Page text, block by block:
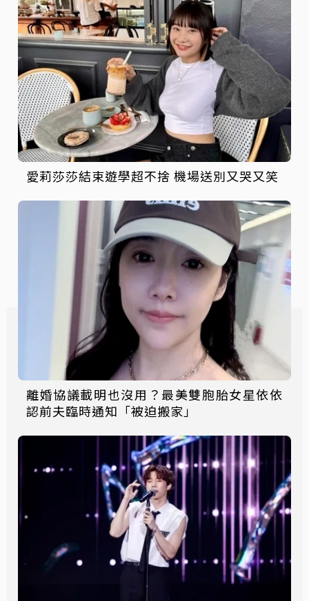
愛莉莎莎結束遊學超不捨 機場送別又哭又笑
離婚協議載明也沒用？最美雙胞胎女星依依
認前夫臨時通知「被迫搬家」